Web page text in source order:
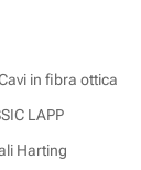
in fibra ottica
LAPP
Harting